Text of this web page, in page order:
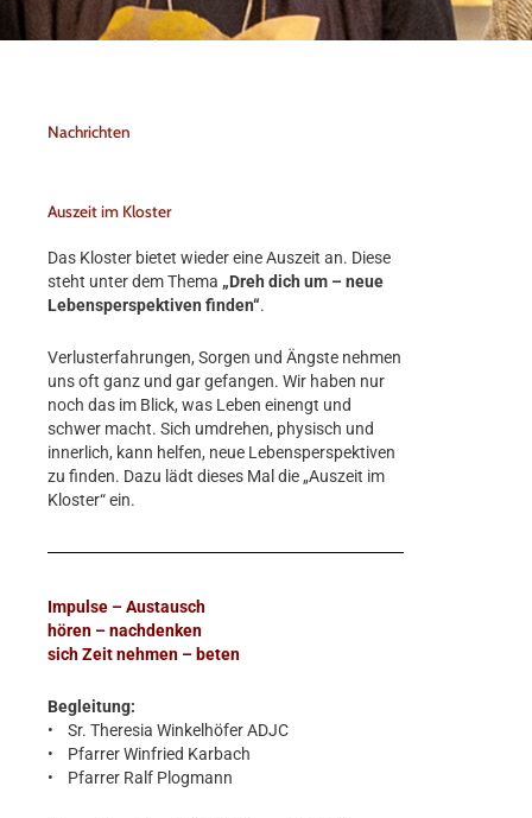
Nachrichten
Auszeit im Kloster
Das Kloster bietet wieder eine Auszeit an. Diese
steht unter dem Thema „Dreh dich um – neue
Lebensperspektiven finden“.
Verlusterfahrungen, Sorgen und Ängste nehmen
uns oft ganz und gar gefangen. Wir haben nur
noch das im Blick, was Leben einengt und
schwer macht. Sich umdrehen, physisch und
innerlich, kann helfen, neue Lebensperspektiven
zu finden. Dazu lädt dieses Mal die „Auszeit im
Kloster“ ein.
Impulse – Austausch
hören – nachdenken
sich Zeit nehmen – beten
Begleitung:
• Sr. Theresia Winkelhöfer ADJC
• Pfarrer Winfried Karbach
• Pfarrer Ralf Plogmann